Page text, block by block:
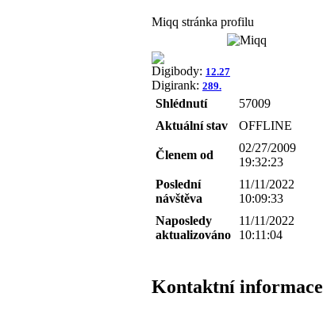
Miqq stránka profilu
Digibody: 12.27
Digirank: 289.
Shlédnutí
57009
Aktuální stav
OFFLINE
Členem od
02/27/2009
19:32:23
Poslední
návštěva
11/11/2022
10:09:33
Naposledy
aktualizováno
11/11/2022
10:11:04
Kontaktní informace